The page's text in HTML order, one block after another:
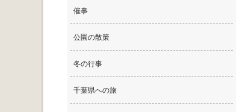
催事
公園の散策
冬の行事
千葉県への旅